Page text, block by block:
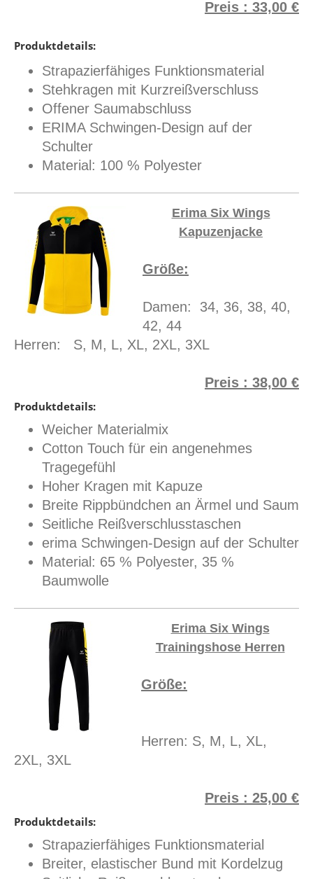
Preis : 33,00 €
Produktdetails:
Strapazierfähiges Funktionsmaterial
Stehkragen mit Kurzreißverschluss
Offener Saumabschluss
ERIMA Schwingen-Design auf der
Schulter
Material: 100 % Polyester
Erima Six Wings
Kapuzenjacke
Größe:
Damen: 34, 36, 38, 40,
42, 44
Herren: S, M, L, XL, 2XL, 3XL
Preis : 38,00 €
Produktdetails:
Weicher Materialmix
Cotton Touch für ein angenehmes
Tragegefühl
Hoher Kragen mit Kapuze
Breite Rippbündchen an Ärmel und Saum
Seitliche Reißverschlusstaschen
erima Schwingen-Design auf der Schulter
Material: 65 % Polyester, 35 %
Baumwolle
Erima Six Wings
Trainingshose Herren
Größe:
Herren: S, M, L, XL,
2XL, 3XL
Preis : 25,00 €
Produktdetails:
Strapazierfähiges Funktionsmaterial
Breiter, elastischer Bund mit Kordelzug